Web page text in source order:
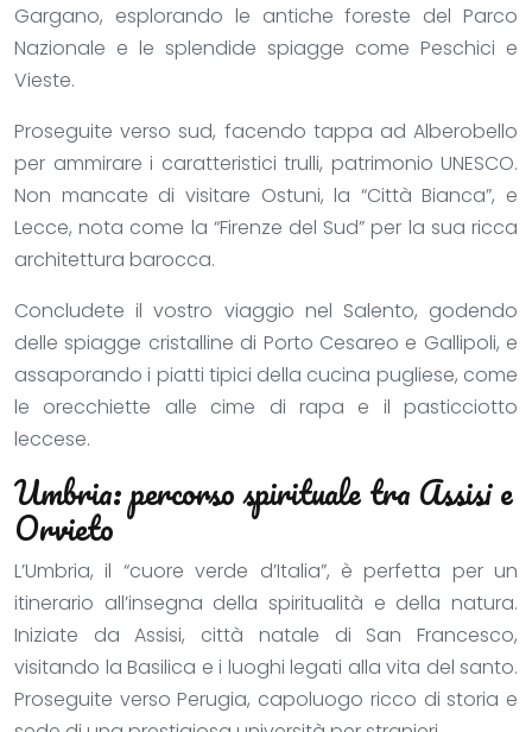
Gargano, esplorando le antiche foreste del Parco
Nazionale e le splendide spiagge come Peschici e
Vieste.
Proseguite verso sud, facendo tappa ad Alberobello
per ammirare i caratteristici trulli, patrimonio UNESCO.
Non mancate di visitare Ostuni, la “Città Bianca”, e
Lecce, nota come la “Firenze del Sud” per la sua ricca
architettura barocca.
Concludete il vostro viaggio nel Salento, godendo
delle spiagge cristalline di Porto Cesareo e Gallipoli, e
assaporando i piatti tipici della cucina pugliese, come
le orecchiette alle cime di rapa e il pasticciotto
leccese.
Umbria: percorso spirituale tra Assisi e
Orvieto
L’Umbria, il “cuore verde d’Italia”, è perfetta per un
itinerario all’insegna della spiritualità e della natura.
Iniziate da Assisi, città natale di San Francesco,
visitando la Basilica e i luoghi legati alla vita del santo.
Proseguite verso Perugia, capoluogo ricco di storia e